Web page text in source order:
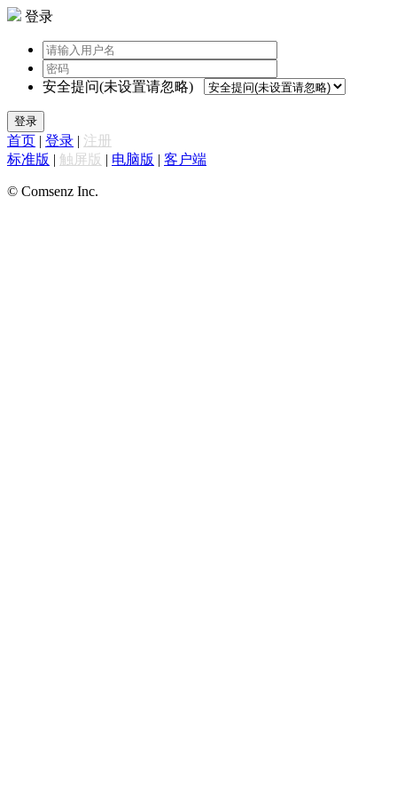
登录
安全提问(未设置请忽略)
登录
首页 | 登录 | 注册
标准版 | 触屏版 | 电脑版 | 客户端
© Comsenz Inc.